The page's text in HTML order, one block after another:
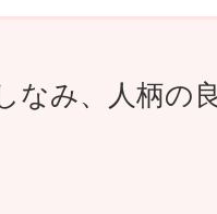
ショップブログ
なみ、人柄の